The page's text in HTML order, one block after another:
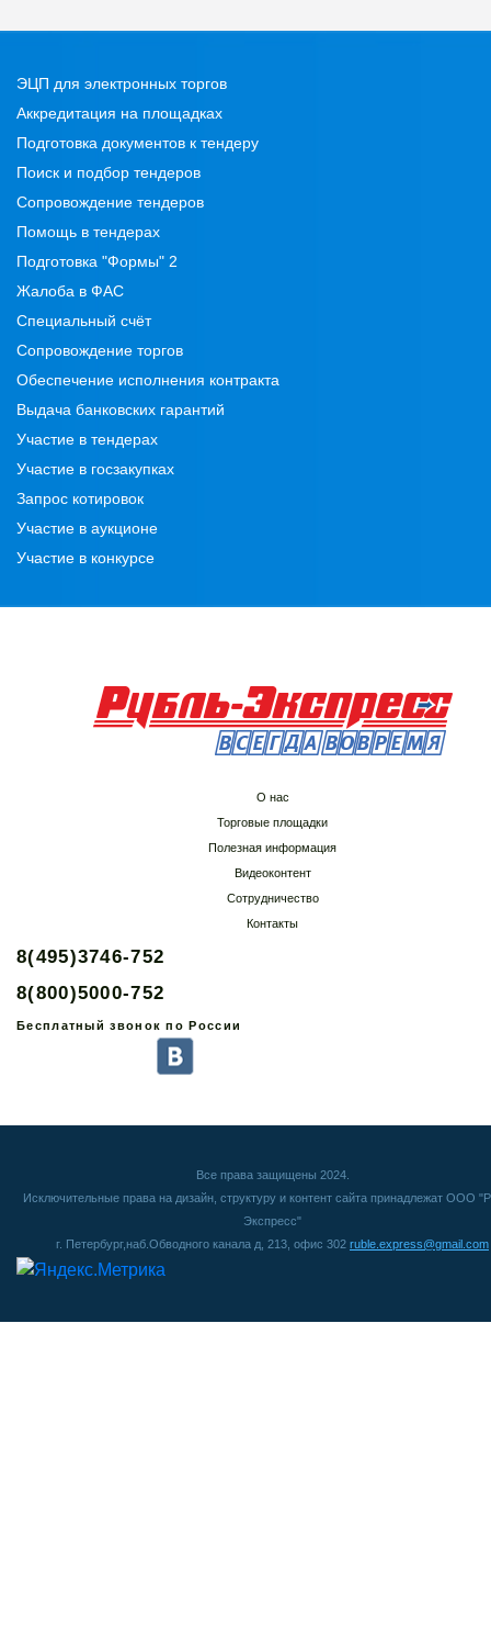
ЭЦП для электронных торгов
Аккредитация на площадках
Подготовка документов к тендеру
Поиск и подбор тендеров
Сопровождение тендеров
Помощь в тендерах
Подготовка "Формы" 2
Жалоба в ФАС
Специальный счёт
Сопровождение торгов
Обеспечение исполнения контракта
Выдача банковских гарантий
Участие в тендерах
Участие в госзакупках
Запрос котировок
Участие в аукционе
Участие в конкурсе
О нас
Торговые площадки
Полезная информация
Видеоконтент
Сотрудничество
Контакты
8(495)3746-752
8(800)5000-752
Бесплатный звонок по России
Все права защищены 2024.
Исключительные права на дизайн, структуру и контент сайта принадлежат ООО
Экспресс"
г. Петербург,наб.Обводного канала д, 213, офис 302 ruble.express@gmail.com